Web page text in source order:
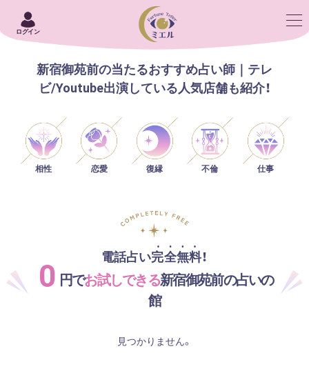
ログイン
新宿御苑前の当たるおすすめ占い師｜テレ
ビ/Youtube出演している人気店舗も紹介！
相性 恋愛 復縁 不倫 仕事
電話占い完全無料！
0 円でお試しできる新宿御苑前の占いの
館
見つかりません。